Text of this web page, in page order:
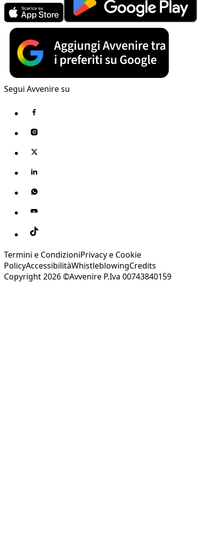
Segui Avvenire su
Termini e CondizioniPrivacy e Cookie
PolicyAccessibilitàWhistleblowingCredits
Copyright 2026 ©Avvenire P.Iva 00743840159